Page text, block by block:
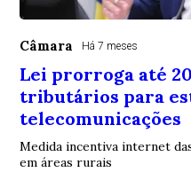
Câmara Há 7 meses
Lei prorroga até
tributários para
telecomunicações
Medida incentiva internet
em áreas rurais